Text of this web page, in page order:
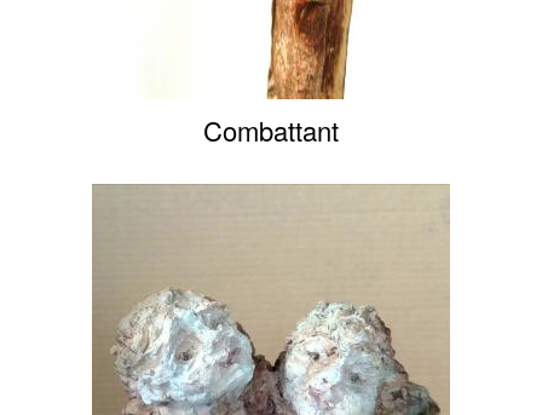
Combattant